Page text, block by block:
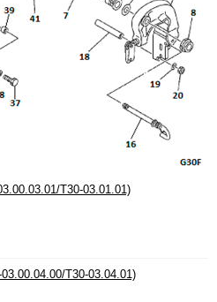
T30-03.01.01)
T30-03.04.01)